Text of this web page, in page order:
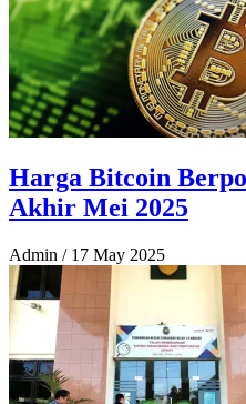
Harga Bitcoin
Akhir Mei 2025
Admin / 17 May 2025